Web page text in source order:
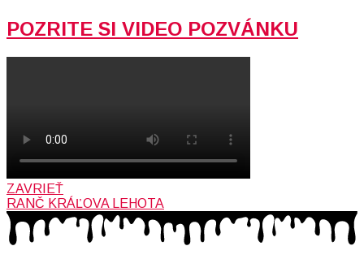
POZRITE SI VIDEO POZVÁNKU
ZAVRIEŤ
RANČ KRÁĽOVA LEHOTA